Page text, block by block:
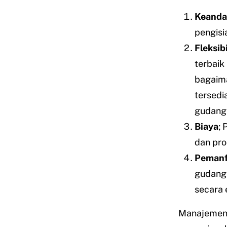
terbaik
Biaya;
dan
secara